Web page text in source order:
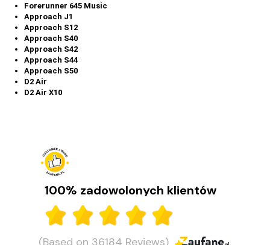
Forerunner 645 Music
Approach J1
Approach S12
Approach S40
Approach S42
Approach S44
Approach S50
D2 Air
D2 Air X10
100% zadowolonych klientów
(Based on 36184 Reviews)